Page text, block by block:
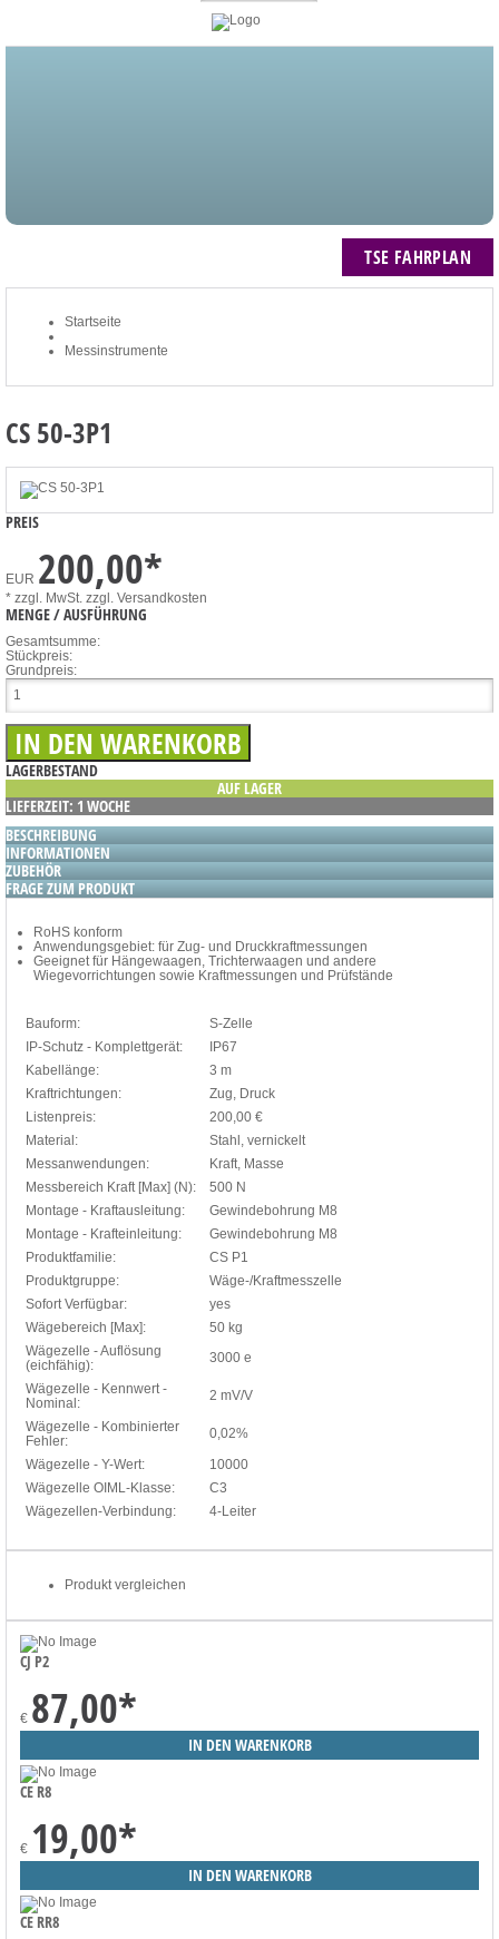
TSE FAHRPLAN
Startseite
Messinstrumente
CS 50-3P1
PREIS
EUR 200,00*
* zzgl. MwSt. zzgl. Versandkosten
MENGE / AUSFÜHRUNG
Gesamtsumme:
Stückpreis:
Grundpreis:
LAGERBESTAND
AUF LAGER
LIEFERZEIT: 1 WOCHE
BESCHREIBUNG
INFORMATIONEN
ZUBEHÖR
FRAGE ZUM PRODUKT
RoHS konform
Anwendungsgebiet: für Zug- und Druckkraftmessungen
Geeignet für Hängewaagen, Trichterwaagen und andere
Wiegevorrichtungen sowie Kraftmessungen und Prüfstände
Bauform:
S-Zelle
IP-Schutz - Komplettgerät:
IP67
Kabellänge:
3 m
Kraftrichtungen:
Zug, Druck
Listenpreis:
200,00 €
Material:
Stahl, vernickelt
Messanwendungen:
Kraft, Masse
Messbereich Kraft [Max] (N):
500 N
Montage - Kraftausleitung:
Gewindebohrung M8
Montage - Krafteinleitung:
Gewindebohrung M8
Produktfamilie:
CS P1
Produktgruppe:
Wäge-/Kraftmesszelle
Sofort Verfügbar:
yes
Wägebereich [Max]:
50 kg
Wägezelle - Auflösung
(eichfähig):
3000 e
Wägezelle - Kennwert -
Nominal:
2 mV/V
Wägezelle - Kombinierter
Fehler:
0,02%
Wägezelle - Y-Wert:
10000
Wägezelle OIML-Klasse:
C3
Wägezellen-Verbindung:
4-Leiter
Produkt vergleichen
CJ P2
€ 87,00*
CE R8
€ 19,00*
CE RR8